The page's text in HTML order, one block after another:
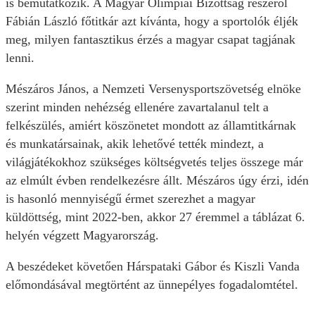
is bemutatkozik. A Magyar Olimpiai Bizottság részéről
Fábián László főtitkár azt kívánta, hogy a sportolók éljék
meg, milyen fantasztikus érzés a magyar csapat tagjának
lenni.
Mészáros János, a Nemzeti Versenysportszövetség elnöke
szerint minden nehézség ellenére zavartalanul telt a
felkészülés, amiért köszönetet mondott az államtitkárnak
és munkatársainak, akik lehetővé tették mindezt, a
világjátékokhoz szükséges költségvetés teljes összege már
az elmúlt évben rendelkezésre állt. Mészáros úgy érzi, idén
is hasonló mennyiségű érmet szerezhet a magyar
küldöttség, mint 2022-ben, akkor 27 éremmel a táblázat 6.
helyén végzett Magyarország.
A beszédeket követően Hárspataki Gábor és Kiszli Vanda
előmondásával megtörtént az ünnepélyes fogadalomtétel.